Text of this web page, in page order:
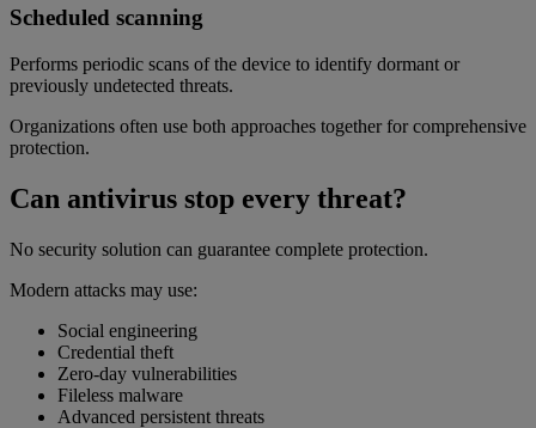
Scheduled scanning
Performs periodic scans of the device to identify dormant or
previously undetected threats.
Organizations often use both approaches together for comprehensive
protection.
Can antivirus stop every threat?
No security solution can guarantee complete protection.
Modern attacks may use:
Social engineering
Credential theft
Zero-day vulnerabilities
Fileless malware
Advanced persistent threats